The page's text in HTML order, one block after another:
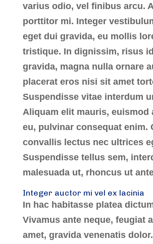
varius odio, vel finibus arcu.
porttitor mi. Integer
eget dui gravida, eu mollis
tristique. In dignissim, risus
gravida, magna nulla ornare
placerat eros nisi sit amet
Suspendisse vitae interdum
Aliquam elit mauris, euismod
eu, pulvinar consequat enim.
convallis lectus nec ultrices
Suspendisse tellus sem,
malesuada ut, rhoncus ut
Integer auctor mi vel ex lacinia
In hac habitasse platea
Vivamus ante neque, feugiat
amet, gravida venenatis